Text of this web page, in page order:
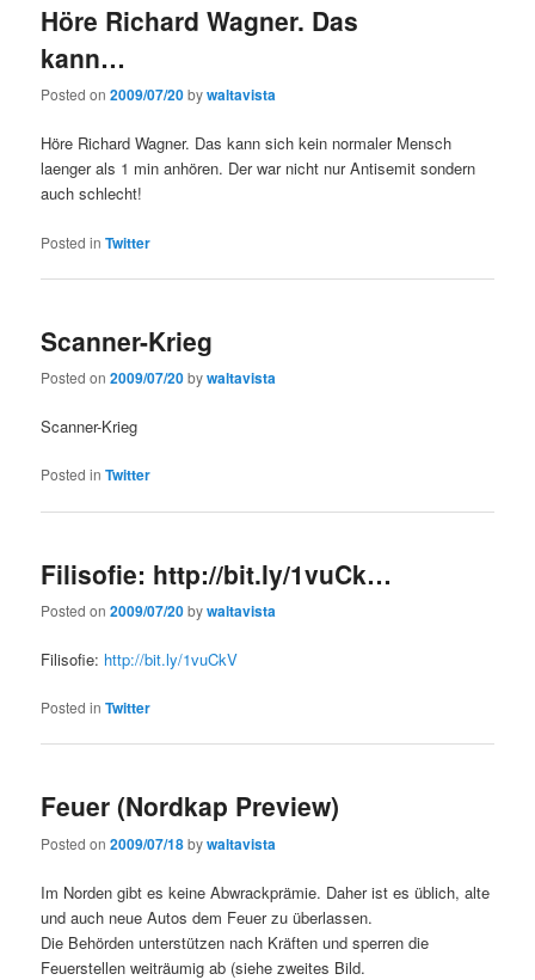
Höre Richard Wagner. Das
kann…
Posted on2009/07/20bywaltavista
Höre Richard Wagner. Das kann sich kein normaler Mensch
laenger als 1 min anhören. Der war nicht nur Antisemit sondern
auch schlecht!
Posted in Twitter
Scanner-Krieg
Posted on2009/07/20bywaltavista
Scanner-Krieg
Posted in Twitter
Filisofie: http://bit.ly/1vuCk…
Posted on2009/07/20bywaltavista
Filisofie: http://bit.ly/1vuCkV
Posted in Twitter
Feuer (Nordkap Preview)
Posted on2009/07/18bywaltavista
Im Norden gibt es keine Abwrackprämie. Daher ist es üblich, alte
und auch neue Autos dem Feuer zu überlassen.
Die Behörden unterstützen nach Kräften und sperren die
Feuerstellen weiträumig ab (siehe zweites Bild.